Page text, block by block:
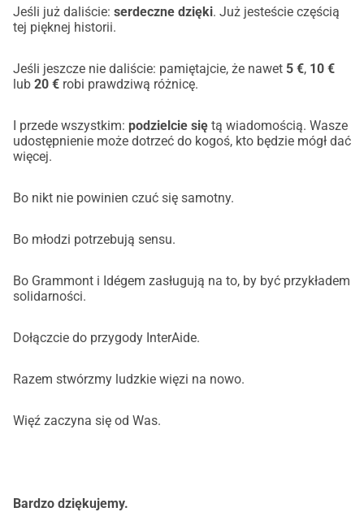
Jeśli już daliście: serdeczne dzięki. Już jesteście częścią
tej pięknej historii.
Jeśli jeszcze nie daliście: pamiętajcie, że nawet 5 €, 10 €
lub 20 € robi prawdziwą różnicę.
I przede wszystkim: podzielcie się tą wiadomością. Wasze
udostępnienie może dotrzeć do kogoś, kto będzie mógł dać
więcej.
Bo nikt nie powinien czuć się samotny.
Bo młodzi potrzebują sensu.
Bo Grammont i Idégem zasługują na to, by być przykładem
solidarności.
Dołączcie do przygody InterAide.
Razem stwórzmy ludzkie więzi na nowo.
Więź zaczyna się od Was.
Bardzo dziękujemy.